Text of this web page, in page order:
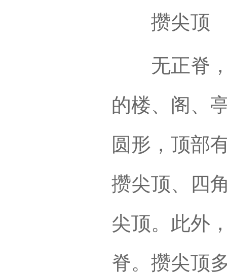
攒尖顶
无正脊，
的楼、阁、
圆形，顶部
攒尖顶、四
尖顶。此外
脊。攒尖顶